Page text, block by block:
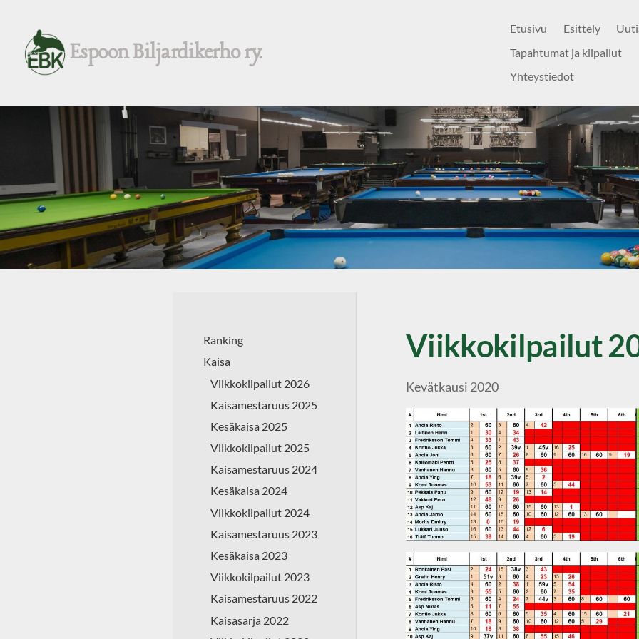
sivun
sisältöön
Espoon Biljardikerho ry.
Etusivu Esittely
Tapahtumat ja kilpailut
Yhteystiedot
Ranking
Kaisa
Viikkokilpailut 2026
Kaisamestaruus 2025
Kesäkaisa 2025
Viikkokilpailut 2025
Kaisamestaruus 2024
Kesäkaisa 2024
Viikkokilpailut 2024
Kaisamestaruus 2023
Kesäkaisa 2023
Viikkokilpailut 2023
Kaisamestaruus 2022
Kaisasarja 2022
Viikkokilpailut
Kevätkausi 2020